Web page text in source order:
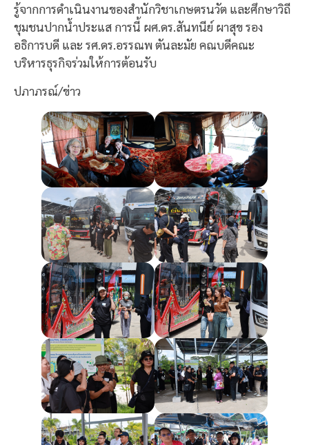
รู้จากการดำเนินงานของสำนักวิชาเกษตรนวัต และศึกษาวิถี
ชุมชนปากน้ำประแส การนี้ ผศ.ดร.สันทนีย์ ผาสุข รอง
อธิการบดี และ รศ.ดร.อรรณพ ตันละมัย คณบดีคณะ
บริหารธุรกิจร่วมให้การต้อนรับ
ปภาภรณ์/ข่าว